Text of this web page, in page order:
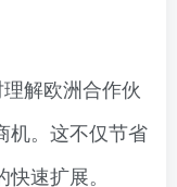
解欧洲合作伙
机。这不仅节省
速扩展。